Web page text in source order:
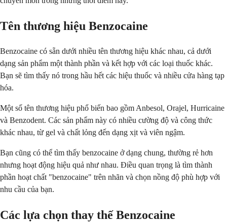
Tên thương hiệu Benzocaine
Benzocaine có sẵn dưới nhiều tên thương hiệu khác nhau, cả dưới
dạng sản phẩm một thành phần và kết hợp với các loại thuốc khác.
Bạn sẽ tìm thấy nó trong hầu hết các hiệu thuốc và nhiều cửa hàng tạp
hóa.
Một số tên thương hiệu phổ biến bao gồm Anbesol, Orajel, Hurricaine
và Benzodent. Các sản phẩm này có nhiều cường độ và công thức
khác nhau, từ gel và chất lỏng đến dạng xịt và viên ngậm.
Bạn cũng có thể tìm thấy benzocaine ở dạng chung, thường rẻ hơn
nhưng hoạt động hiệu quả như nhau. Điều quan trọng là tìm thành
phần hoạt chất "benzocaine" trên nhãn và chọn nồng độ phù hợp với
nhu cầu của bạn.
Các lựa chọn thay thế Benzocaine